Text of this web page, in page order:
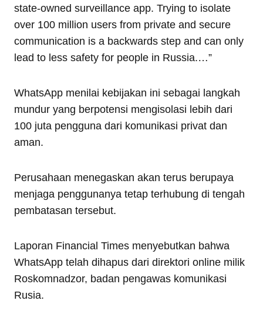
state-owned surveillance app. Trying to isolate
over 100 million users from private and secure
communication is a backwards step and can only
lead to less safety for people in Russia.…”
WhatsApp menilai kebijakan ini sebagai langkah
mundur yang berpotensi mengisolasi lebih dari
100 juta pengguna dari komunikasi privat dan
aman.
Perusahaan menegaskan akan terus berupaya
menjaga penggunanya tetap terhubung di tengah
pembatasan tersebut.
Laporan Financial Times menyebutkan bahwa
WhatsApp telah dihapus dari direktori online milik
Roskomnadzor, badan pengawas komunikasi
Rusia.